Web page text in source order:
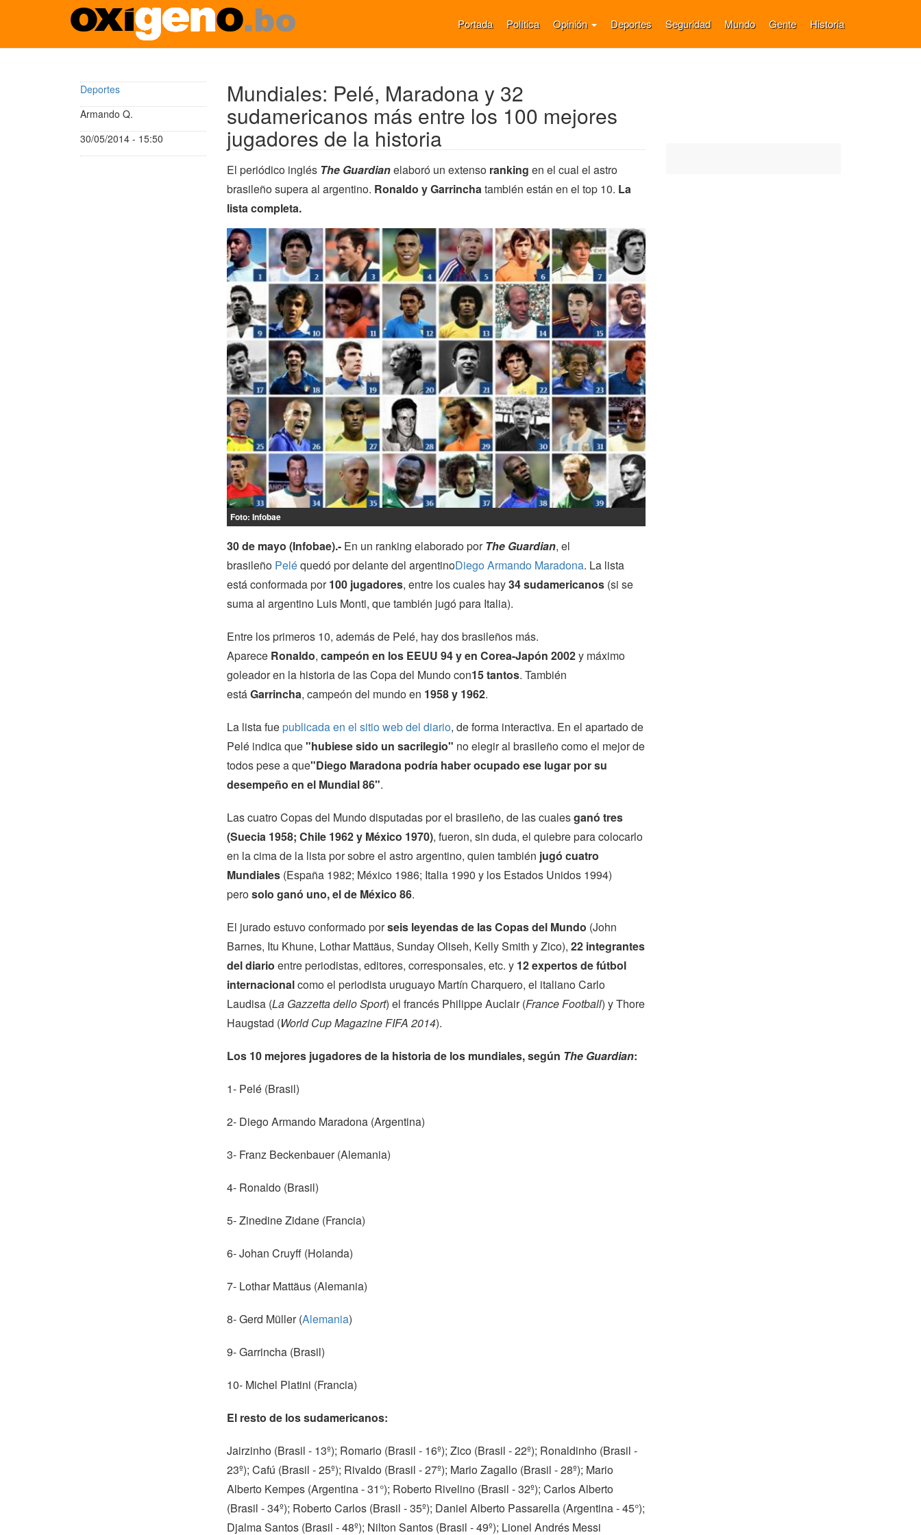
Pasar
Portada Política Opinión Deportes Seguridad Mundo Gente Historia
Deportes
Armando Q.
30/05/2014 - 15:50
Mundiales: Pelé, Maradona y 32
sudamericanos más entre los 100 mejores
jugadores de la historia
El periódico inglés The Guardianelaboró un extenso ranking en el cual el astro
brasileño supera al argentino. Ronaldo y Garrinchatambién están en el top 10. La
lista completa.
Foto: Infobae
30 de mayo (Infobae).- En un ranking elaborado porThe Guardian, el
brasileño Peléquedó por delante del argentinoDiego Armando Maradona. La lista
está conformada por100 jugadores, entre los cuales hay34 sudamericanos (si se
suma al argentino Luis Monti, que también jugó para Italia).
Entre los primeros 10, además de Pelé, hay dos brasileños más.
Aparece Ronaldo, campeón en los EEUU 94 y en Corea-Japón 2002y máximo
goleador en la historia de las Copa del Mundo con15 tantos. También
estáGarrincha, campeón del mundo en 1958 y 1962.
La lista fuepublicada en el sitio web del diario, de forma interactiva. En el apartado de
Pelé indica que"hubiese sido un sacrilegio" no elegir al brasileño como el mejor de
todos pese a que"Diego Maradona podría haber ocupado ese lugar por su
desempeño en el Mundial 86".
Las cuatro Copas del Mundo disputadas por el brasileño, de las cualesganó tres
(Suecia 1958; Chile 1962 y México 1970), fueron, sin duda, el quiebre para colocarlo
en la cima de la lista por sobre el astro argentino, quien también jugó cuatro
Mundiales(España 1982; México 1986; Italia 1990 y los Estados Unidos 1994)
perosolo ganó uno, el de México 86.
El jurado estuvo conformado porseis leyendas de las Copas del Mundo (John
Barnes, Itu Khune, Lothar Mattäus, Sunday Oliseh, Kelly Smith y Zico), 22 integrantes
del diario entre periodistas, editores, corresponsales, etc. y 12 expertos de fútbol
internacionalcomo el periodista uruguayo Martín Charquero, el italiano Carlo
Laudisa (La Gazzetta dello Sport) el francés Philippe Auclair (France Football) y Thore
Haugstad (World Cup Magazine FIFA 2014).
Los 10 mejores jugadores de la historia de los mundiales, según The Guardian:
1- Pelé (Brasil)
2- Diego Armando Maradona (Argentina)
3- Franz Beckenbauer (Alemania)
4- Ronaldo (Brasil)
5- Zinedine Zidane (Francia)
6- Johan Cruyff (Holanda)
7- Lothar Mattäus (Alemania)
8- Gerd Müller (Alemania)
9- Garrincha (Brasil)
10- Michel Platini (Francia)
El resto de los sudamericanos:
Jairzinho (Brasil - 13º); Romario (Brasil - 16º); Zico (Brasil - 22º); Ronaldinho (Brasil -
23º); Cafú (Brasil - 25º); Rivaldo (Brasil - 27º); Mario Zagallo (Brasil - 28º); Mario
Alberto Kempes (Argentina - 31°); Roberto Rivelino (Brasil - 32º); Carlos Alberto
(Brasil - 34º); Roberto Carlos (Brasil - 35º); Daniel Alberto Passarella (Argentina - 45°);
Djalma Santos (Brasil - 48º); Nilton Santos (Brasil - 49º); Lionel Andrés Messi